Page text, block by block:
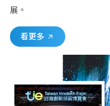
展。
看更多